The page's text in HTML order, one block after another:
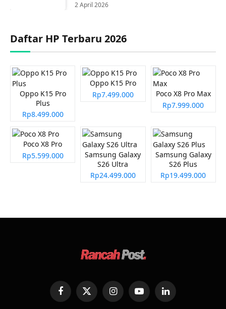
2 April 2026
Daftar HP Terbaru 2026
Oppo K15 Pro
Plus
Rp8.499.000
Oppo K15 Pro
Rp7.499.000
Poco X8 Pro Max
Rp7.999.000
Poco X8 Pro
Rp5.599.000
Samsung Galaxy
S26 Ultra
Rp24.499.000
Samsung Galaxy
S26 Plus
Rp19.499.000
FacebookX
(Twitter)
InstagramYouTubeLinkedIn